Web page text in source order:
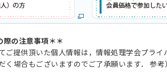
際の注意事項＊＊
ご提供頂いた個人情報は，情報処理学会プラ
く場合もございますのでご了承願います． 参考